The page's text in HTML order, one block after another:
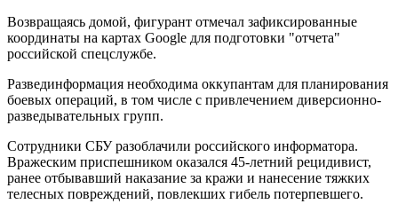
Возвращаясь домой, фигурант отмечал зафиксированные
координаты на картах Google для подготовки "отчета"
российской спецслужбе.
Развединформация необходима оккупантам для планирования
боевых операций, в том числе с привлечением диверсионно-
разведывательных групп.
Сотрудники СБУ разоблачили российского информатора.
Вражеским приспешником оказался 45-летний рецидивист,
ранее отбывавший наказание за кражи и нанесение тяжких
телесных повреждений, повлекших гибель потерпевшего.